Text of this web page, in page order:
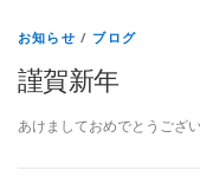
お知らせ / ブログ
謹賀新年
あけましておめでとうござ